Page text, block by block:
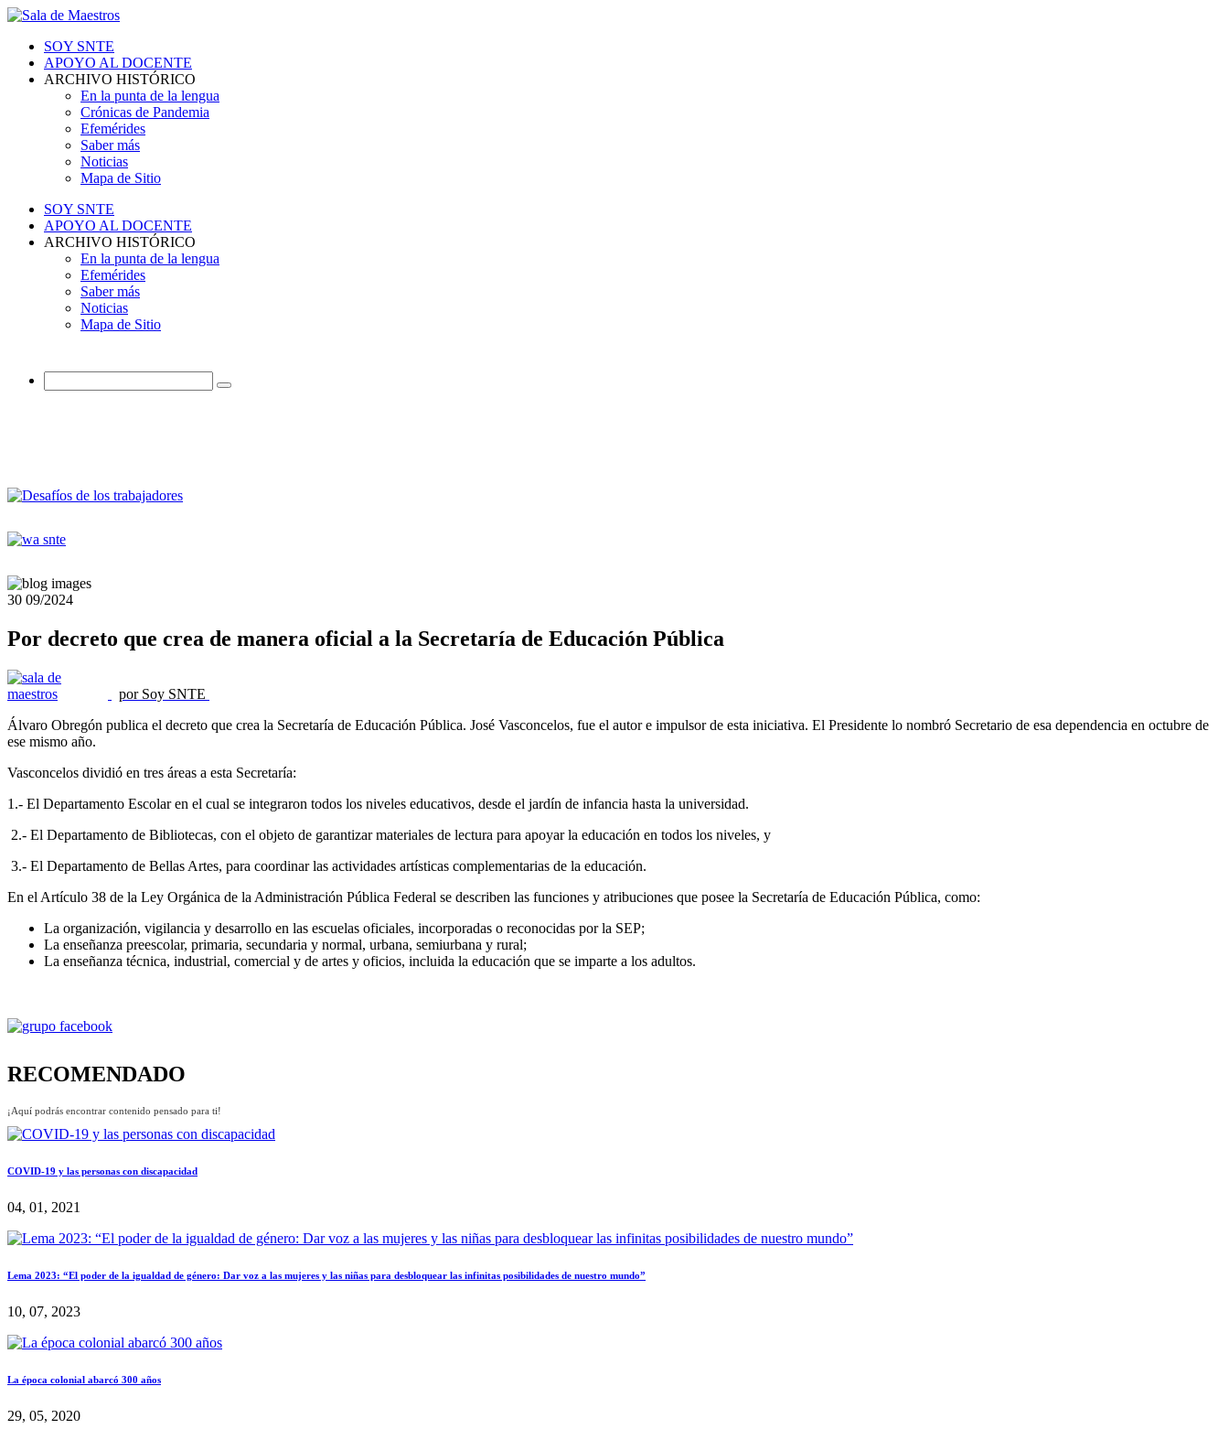
SOY SNTE
APOYO AL DOCENTE
ARCHIVO HISTÓRICO
En la punta de la lengua
Crónicas de Pandemia
Efemérides
Saber más
Noticias
Mapa de Sitio
SOY SNTE
APOYO AL DOCENTE
ARCHIVO HISTÓRICO
En la punta de la lengua
Efemérides
Saber más
Noticias
Mapa de Sitio
30 09/2024
Por decreto que crea de manera oficial a la Secretaría de Educación Pública
por Soy SNTE
Álvaro Obregón publica el decreto que crea la Secretaría de Educación Pública. José Vasconcelos, fue el autor e impulsor de esta iniciativa. El Presidente lo nombró Secretario de esa dependencia en octubre de
ese mismo año.
Vasconcelos dividió en tres áreas a esta Secretaría:
1.- El Departamento Escolar en el cual se integraron todos los niveles educativos, desde el jardín de infancia hasta la universidad.
2.- El Departamento de Bibliotecas, con el objeto de garantizar materiales de lectura para apoyar la educación en todos los niveles, y
3.- El Departamento de Bellas Artes, para coordinar las actividades artísticas complementarias de la educación.
En el Artículo 38 de la Ley Orgánica de la Administración Pública Federal se describen las funciones y atribuciones que posee la Secretaría de Educación Pública, como:
La organización, vigilancia y desarrollo en las escuelas oficiales, incorporadas o reconocidas por la SEP;
La enseñanza preescolar, primaria, secundaria y normal, urbana, semiurbana y rural;
La enseñanza técnica, industrial, comercial y de artes y oficios, incluida la educación que se imparte a los adultos.
RECOMENDADO
¡Aquí podrás encontrar contenido pensado para ti!
COVID-19 y las personas con discapacidad
04, 01, 2021
Lema 2023: “El poder de la igualdad de género: Dar voz a las mujeres y las niñas para desbloquear las infinitas posibilidades de nuestro mundo”
10, 07, 2023
La época colonial abarcó 300 años
29, 05, 2020